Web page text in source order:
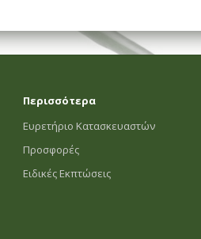
Περισσότερα
Ευρετήριο Κατασκευαστών
Προσφορές
Ειδικές Εκπτώσεις